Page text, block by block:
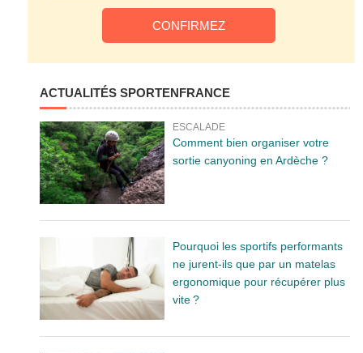
ACTUALITÉS SPORTENFRANCE
ESCALADE
Comment bien organiser votre
sortie canyoning en Ardèche ?
Pourquoi les sportifs performants
ne jurent-ils que par un matelas
ergonomique pour récupérer plus
vite ?